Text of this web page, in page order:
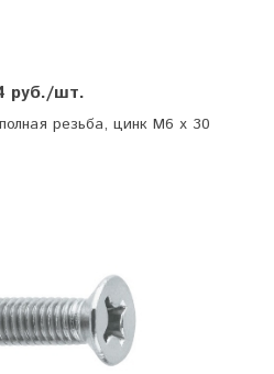
руб./шт.
резьба, цинк М6 х 30